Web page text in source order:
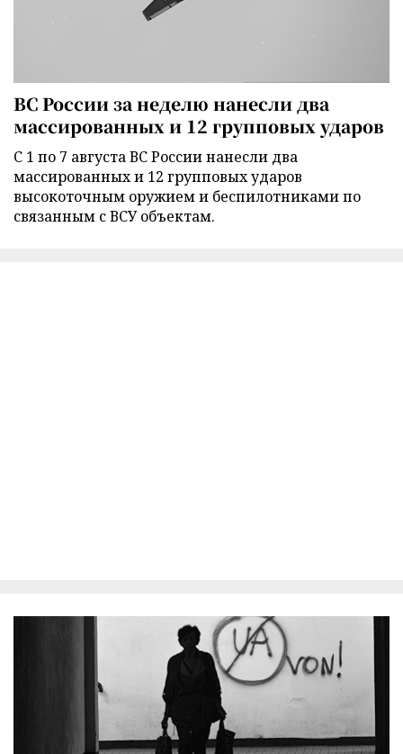
ВС России за неделю нанесли два
массированных и 12 групповых ударов
С 1 по 7 августа ВС России нанесли два
массированных и 12 групповых ударов
высокоточным оружием и беспилотниками по
связанным с ВСУ объектам.